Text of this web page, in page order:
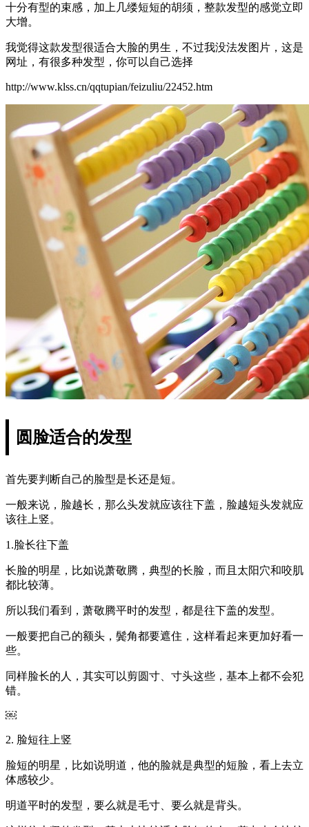
十分有型的束感，加上几缕短短的胡须，整款发型的感觉立即
大增。
我觉得这款发型很适合大脸的男生，不过我没法发图片，这是
网址，有很多种发型，你可以自己选择
http://www.klss.cn/qqtupian/feizuliu/22452.htm
圆脸适合的发型
首先要判断自己的脸型是长还是短。
一般来说，脸越长，那么头发就应该往下盖，脸越短头发就应
该往上竖。
1.脸长往下盖
长脸的明星，比如说萧敬腾，典型的长脸，而且太阳穴和咬肌
都比较薄。
所以我们看到，萧敬腾平时的发型，都是往下盖的发型。
一般要把自己的额头，鬓角都要遮住，这样看起来更加好看一
些。
同样脸长的人，其实可以剪圆寸、寸头这些，基本上都不会犯
错。
￼
2. 脸短往上竖
脸短的明星，比如说明道，他的脸就是典型的短脸，看上去立
体感较少。
明道平时的发型，要么就是毛寸、要么就是背头。